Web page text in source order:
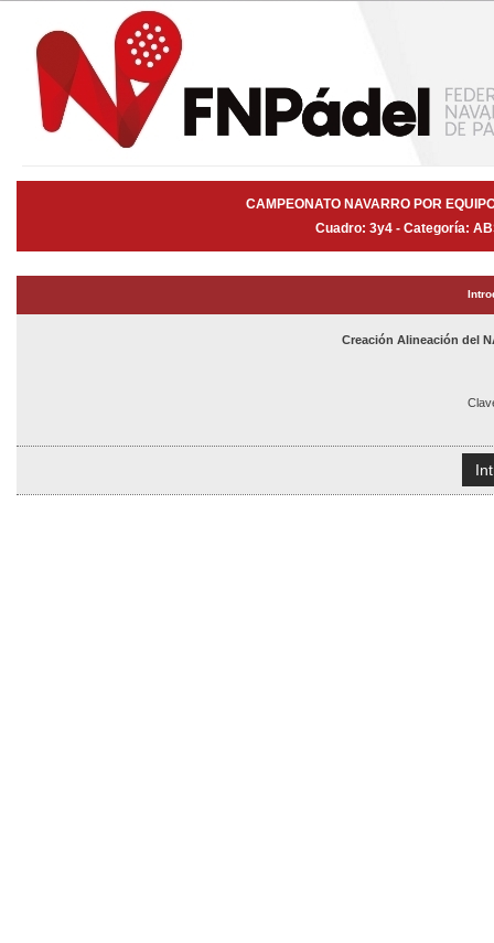
CAMPEONATO NAVARRO POR
Cuadro: 3y4 - Categoría:
Creación Alineación del